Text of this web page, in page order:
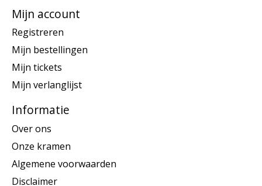
Mijn account
Registreren
Mijn bestellingen
Mijn tickets
Mijn verlanglijst
Informatie
Over ons
Onze kramen
Algemene voorwaarden
Disclaimer